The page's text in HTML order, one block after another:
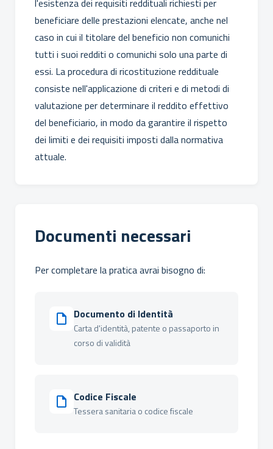
l'esistenza dei requisiti reddituali richiesti per
beneficiare delle prestazioni elencate, anche nel
caso in cui il titolare del beneficio non comunichi
tutti i suoi redditi o comunichi solo una parte di
essi. La procedura di ricostituzione reddituale
consiste nell'applicazione di criteri e di metodi di
valutazione per determinare il reddito effettivo
del beneficiario, in modo da garantire il rispetto
dei limiti e dei requisiti imposti dalla normativa
attuale.
Documenti necessari
Per completare la pratica avrai bisogno di:
Documento di Identità
Carta d'identità, patente o passaporto in
corso di validità
Codice Fiscale
Tessera sanitaria o codice fiscale